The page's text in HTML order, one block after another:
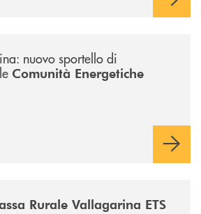
nuovo sportello di
Comunità Energetiche
Rurale Vallagarina ETS